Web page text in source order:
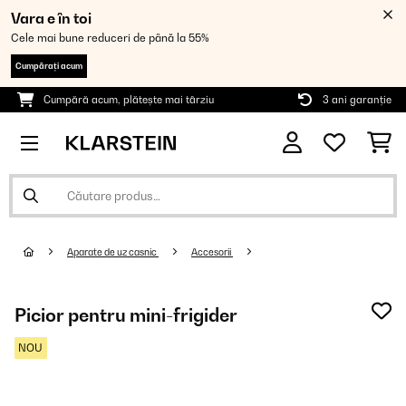
Vara e în toi
Cele mai bune reduceri de până la 55%
Cumpărați acum
Cumpără acum, plătește mai târziu 3 ani garanție
Aparate de uz casnic Accesorii
Picior pentru mini-frigider
NOU